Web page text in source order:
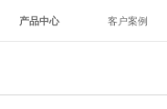
产品中心 客户案例